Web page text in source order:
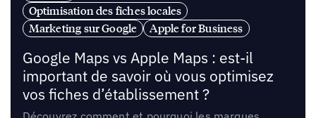
Optimisation des fiches locales
Marketing sur Google
Apple for Business
Google Maps vs Apple Maps : est-il
important de savoir où vous optimisez
vos fiches d’établissement ?